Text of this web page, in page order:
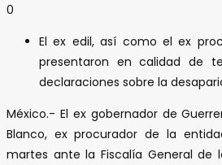
0
El ex edil, así como el ex
presentaron en calidad de
declaraciones sobre la
México.- El ex gobernador de
Blanco, ex procurador de la
martes ante la Fiscalía General de